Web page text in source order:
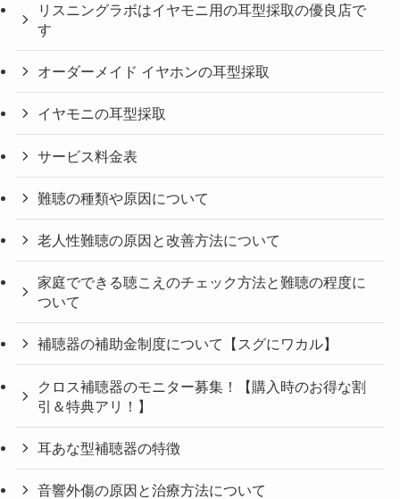
リスニングラボはイヤモニ用の耳型採取の優良店で
す
オーダーメイド イヤホンの耳型採取
イヤモニの耳型採取
サービス料金表
難聴の種類や原因について
老人性難聴の原因と改善方法について
家庭でできる聴こえのチェック方法と難聴の程度に
ついて
補聴器の補助金制度について【スグにワカル】
クロス補聴器のモニター募集！【購入時のお得な割
引＆特典アリ！】
耳あな型補聴器の特徴
音響外傷の原因と治療方法について